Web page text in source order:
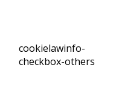
cookielawinfo-
checkbox-others